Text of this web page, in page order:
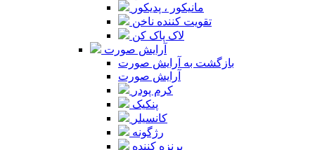
مانیکور ، پدیکور
تقویت کننده ناخن
لاک پاک کن
آرایش صورت
بازگشت به آرایش صورت
آرایش صورت
کرم پودر
پنکیک
کانسیلر
رژگونه
برنزه کننده